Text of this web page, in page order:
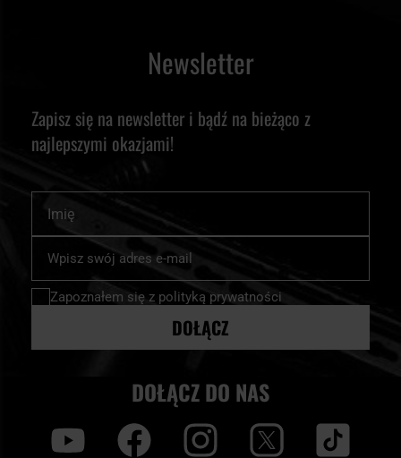
Newsletter
Zapisz się na newsletter i bądź na bieżąco z
najlepszymi okazjami!
nasz
newsletter:
Zapoznałem się z polityką prywatności
DOŁĄCZ
DOŁĄCZ DO NAS